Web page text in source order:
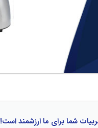
شما برای ما ارزشمند است!